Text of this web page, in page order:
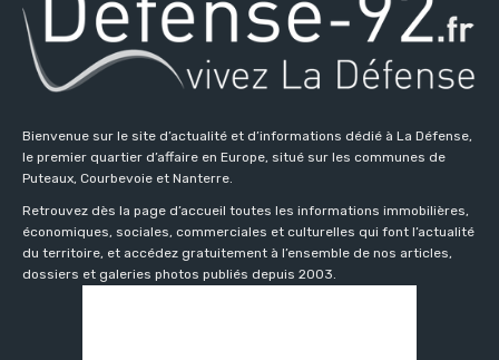
Bienvenue sur le site d’actualité et d’informations dédié à La Défense,
le premier quartier d’affaire en Europe, situé sur les communes de
Puteaux, Courbevoie et Nanterre.
Retrouvez dès la page d’accueil toutes les informations immobilières,
économiques, sociales, commerciales et culturelles qui font l’actualité
du territoire, et accédez gratuitement à l’ensemble de nos articles,
dossiers et galeries photos publiés depuis 2003.